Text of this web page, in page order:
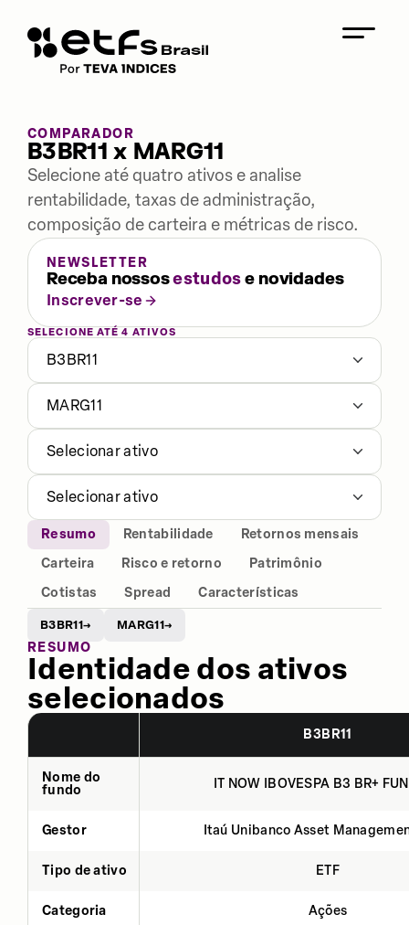
COMPARADOR
B3BR11 x MARG11
Selecione até quatro ativos e analise
rentabilidade, taxas de administração,
composição de carteira e métricas de risco.
NEWSLETTER
Receba nossosestudose novidades
Inscrever-se
SELECIONE ATÉ 4 ATIVOS
B3BR11
MARG11
Selecionar ativo
Selecionar ativo
Resumo Rentabilidade
Retornos mensais
Carteira
Risco e retorno
Patrimônio
Cotistas
Spread Características
B3BR11→ MARG11→
RESUMO
Identidade dos ativos
selecionados
B3BR11
Nome do
fundo
IT NOW IBOVESPA B3 BR+
Gestor Itaú Unibanco Asset
Tipo de ativo ETF
Categoria Ações